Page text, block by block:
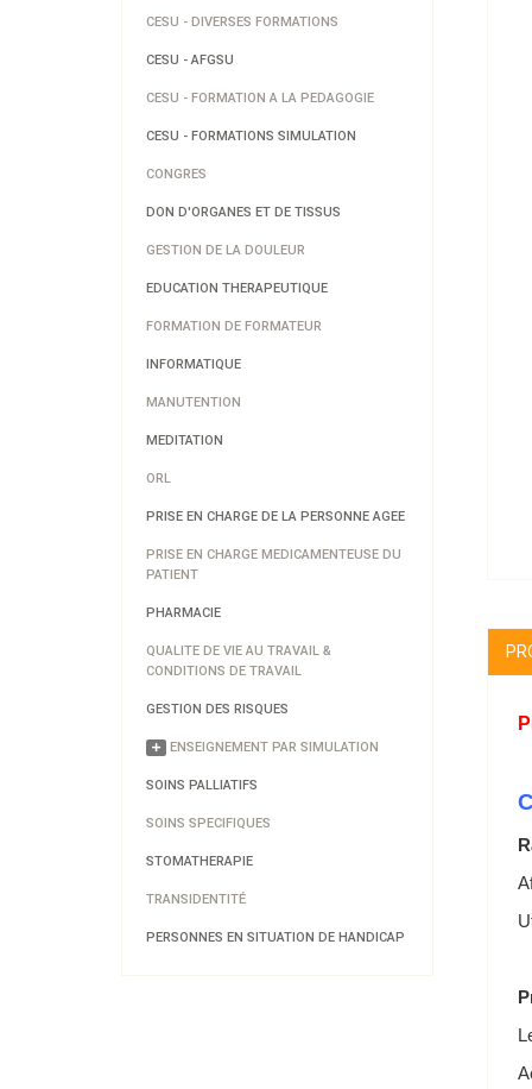
CESU - DIVERSES FORMATIONS
CESU - AFGSU
CESU - FORMATION A LA PEDAGOGIE
CESU - FORMATIONS SIMULATION
CONGRES
DON D'ORGANES ET DE TISSUS
GESTION DE LA DOULEUR
EDUCATION THERAPEUTIQUE
FORMATION DE FORMATEUR
INFORMATIQUE
MANUTENTION
MEDITATION
ORL
PRISE EN CHARGE DE LA PERSONNE AGEE
PRISE EN CHARGE MEDICAMENTEUSE DU
PATIENT
PHARMACIE
QUALITE DE VIE AU TRAVAIL &
CONDITIONS DE TRAVAIL
GESTION DES RISQUES
ENSEIGNEMENT PAR SIMULATION
SOINS PALLIATIFS
SOINS SPECIFIQUES
STOMATHERAPIE
TRANSIDENTITÉ
PERSONNES EN SITUATION DE HANDICAP